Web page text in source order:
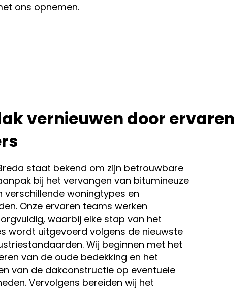
ons opnemen.
vernieuwen door ervaren
staat bekend om zijn betrouwbare
bij het vervangen van bitumineuze
verschillende woningtypes en
Onze ervaren teams werken
waarbij elke stap van het
wordt uitgevoerd volgens de nieuwste
Wij beginnen met het
van de oude bedekking en het
van de dakconstructie op eventuele
Vervolgens bereiden wij het